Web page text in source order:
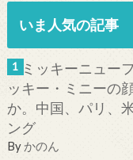
いま人気の記事
【ミッキーニュー
ッキー・ミニーの
か。中国、パリ、
ング
By かのん